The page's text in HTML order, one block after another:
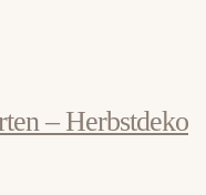
– Herbstdeko